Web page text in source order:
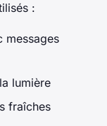
:
messages
lumière
fraîches